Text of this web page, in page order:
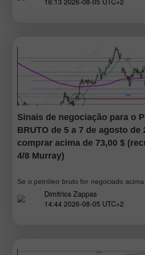
Sinais de negociação para o
BRUTO de 5 a 7 de agosto de
comprar acima de 73,00 $
4/8 Murray)
Se o petróleo bruto for negociado
próximas horas, isso poderá ser
oportunidade de compra, com
Dimitrios Zappas
14:44 2026-08-05 UTC+2